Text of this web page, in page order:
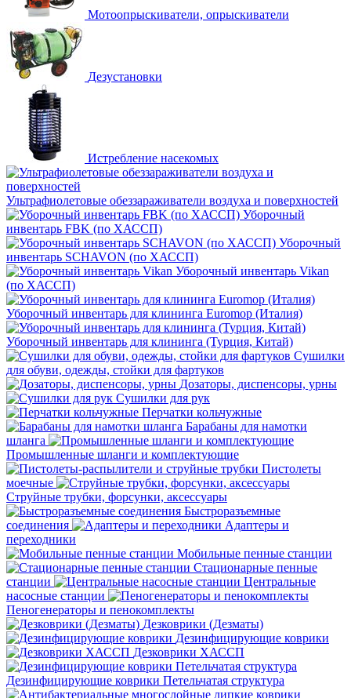
Мотоопрыскиватели, опрыскиватели
Дезустановки
Истребление насекомых
Ультрафиолетовые обеззараживатели воздуха и поверхностей
Уборочный
инвентарь FBK (по ХАССП)
Уборочный
инвентарь SCHAVON (по ХАССП)
Уборочный инвентарь Vikan
(по ХАССП)
Уборочный инвентарь для клининга Euromop (Италия)
Уборочный инвентарь для клининга (Турция, Китай)
Сушилки
для обуви, одежды, стойки для фартуков
Дозаторы, диспенсоры, урны
Сушилки для рук
Перчатки кольчужные
Барабаны для намотки
шланга
Промышленные шланги и комплектующие
Пистолеты
моечные
Струйные трубки, форсунки, аксессуары
Быстроразъемные
соединения
Адаптеры и
переходники
Мобильные пенные станции
Стационарные пенные
станции
Центральные
насосные станции
Пеногенераторы и пенокомплекты
Дезковрики (Дезматы)
Дезинфицирующие коврики
Дезковрики ХАССП
Дезинфицирующие коврики Петельчатая структура